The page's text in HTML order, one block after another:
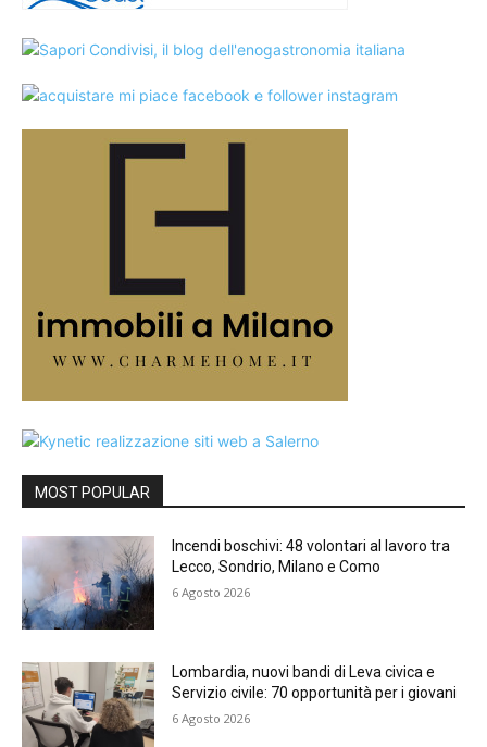
MOST POPULAR
Incendi boschivi: 48 volontari al lavoro tra
Lecco, Sondrio, Milano e Como
6 Agosto 2026
Lombardia, nuovi bandi di Leva civica e
Servizio civile: 70 opportunità per i giovani
6 Agosto 2026